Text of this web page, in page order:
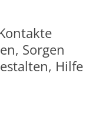
Sorgen
Hilfe